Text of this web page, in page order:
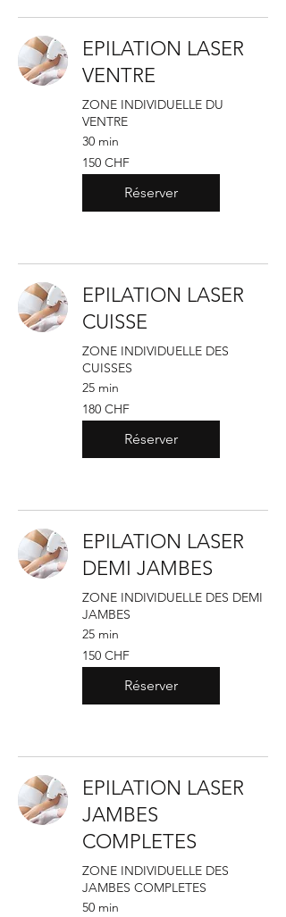
EPILATION LASER
VENTRE
ZONE INDIVIDUELLE DU
VENTRE
30 min
150
francs
suisses
150 CHF
Réserver
EPILATION LASER
CUISSE
ZONE INDIVIDUELLE DES
CUISSES
25 min
180
francs
suisses
180 CHF
Réserver
EPILATION LASER
DEMI JAMBES
ZONE INDIVIDUELLE DES DEMI
JAMBES
25 min
150
francs
suisses
150 CHF
Réserver
EPILATION LASER
JAMBES
COMPLETES
ZONE INDIVIDUELLE DES
JAMBES COMPLETES
50 min